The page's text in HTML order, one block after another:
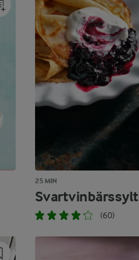
25 MIN
Svartvinbärssylt
(60)